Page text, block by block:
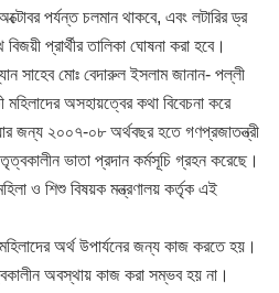
পর্যন্ত চলমান থাকবে, এবং লটারির ড্র
প্রার্থীর তালিকা ঘোষনা করা হবে।
সাহেব মোঃ বেদারুল ইসলাম জানান- পল্লী
মহিলাদের অসহায়ত্বের কথা বিবেচনা করে
জন্য ২০০৭-০৮ অর্থবছর হতে গণপ্রজাতন্ত্রী
ভাতা প্রদান কর্মসূচি গ্রহন করেছে।
ও শিশু বিষয়ক মন্ত্রণালয় কর্তৃক এই
অর্থ উপার্যনের জন্য কাজ করতে হয়।
অবস্থায় কাজ করা সম্ভব হয় না।